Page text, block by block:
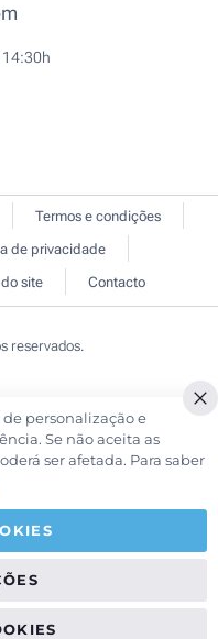
Termos e condições
de privacidade
site Contacto
reservados.
personalização e
Se não aceita as
ser afetada. Para saber